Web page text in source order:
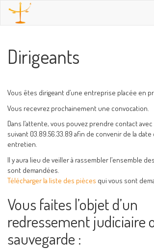
Dirigeants
Vous êtes dirigeant d’une entreprise placée en
Vous recevrez prochainement une convocation.
Dans l’attente, vous pouvez prendre contact
suivant 03.89.56.33.89 afin de convenir de la
entretien.
Il y aura lieu de veiller à rassembler l’ensemble
sont demandées.
Télécharger la liste des pièces qui vous sont
Vous faites l’objet d’un
redressement judiciaire
sauvegarde :